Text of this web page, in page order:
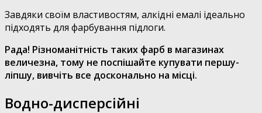
Завдяки своїм властивостям, алкідні емалі ідеально
підходять для фарбування підлоги.
Рада! Різноманітність таких фарб в магазинах
величезна, тому не поспішайте купувати першу-
ліпшу, вивчіть все досконально на місці.
Водно-дисперсійні